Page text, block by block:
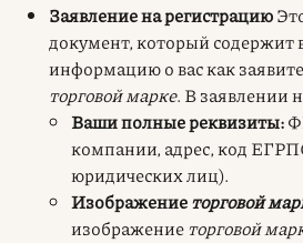
Заявление на регистрацию
документ, который
информацию о вас как
торговой марке. В заявлении
Ваши полные реквизиты:
компании, адрес, код
юридических лиц).
Изображениеторговой
изображение торговой